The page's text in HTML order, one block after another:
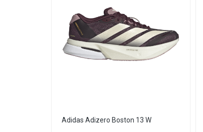
Adidas Adizero Boston 13 W